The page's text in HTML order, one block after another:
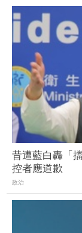
昔遭藍白轟「
控者應道歉
政治